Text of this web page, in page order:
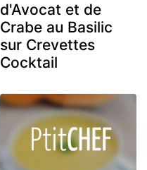
d'Avocat et de
Crabe au Basilic
sur Crevettes
Cocktail